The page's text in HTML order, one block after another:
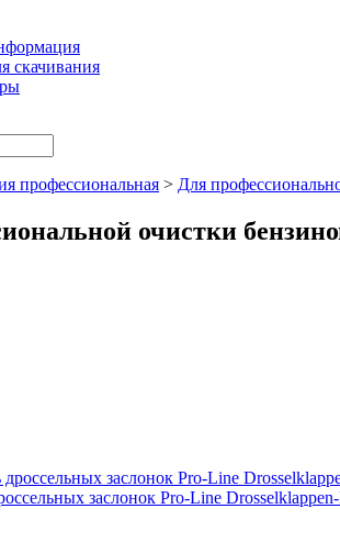
скачивания
профессиональная > Для
очистки
заслонок Pro-Line